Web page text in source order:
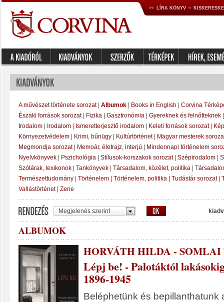
LÍRA KÖNYV
A művészet története sorozat| Albumok Books in English
Corvina
Északi források sorozat| Fizika Gasztronómia Gyereknek és felnőtteknek
Irodalom
Irodalom Ismeretterjesztő irodalom Keleti források sorozat|
Környezetvédelem
Krimi, bűnügy Kultúrtörténet|
Magyar mesterek
Megmondja sorozat| Memoár, életrajz, interjú
Mindennapi történelem
Nyelvkönyvek
Pszichológia Stílusok-korszakok sorozat| Szépirodalom
Szótárak, lexikonok
Tankönyvek Társadalom, közélet, politika
Természettudomány
Történelem Történelem, politika Tudástár sorozat|
Vallástörténet| Zene
Megjelenés szerint
ALBUMOK
HORVÁTH HILDA -
Lépj be! - Palotáktól
1896-1945
Beléphetünk és bepillanthatunk